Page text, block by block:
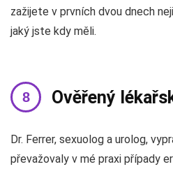
zažijete v prvních dvou dnech
jaký jste kdy měli.
Ověřený
Dr. Ferrer, sexuolog a urolog,
převažovaly v mé praxi případy